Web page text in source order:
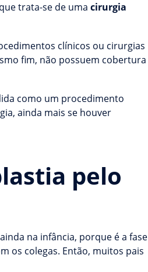
trata-se de uma cirurgia
clínicos ou cirurgias
fim, não possuem cobertura
como um procedimento
ainda mais se houver
pelo
na infância, porque é a fase
os colegas. Então, muitos pais